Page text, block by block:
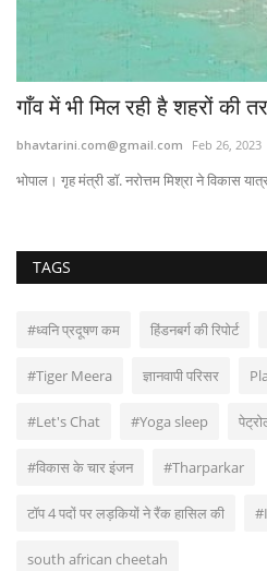
गाँव में भी मिल रही है शहरों की
bhavtarini.com@gmail.com Feb 26, 2023
भोपाल। गृह मंत्री डॉ. नरोत्तम मिश्रा ने विकास
TAGS
#ध्वनि प्रदूषण कम हिंडनबर्ग की रिपोर्ट
#Tiger Meera ज्ञानवापी परिसर
#Let's Chat #Yoga sleep
#विकास के चार इंजन #Tharparkar
टॉप 4 पदों पर लड़कियों ने रैंक हासिल की
south african cheetah